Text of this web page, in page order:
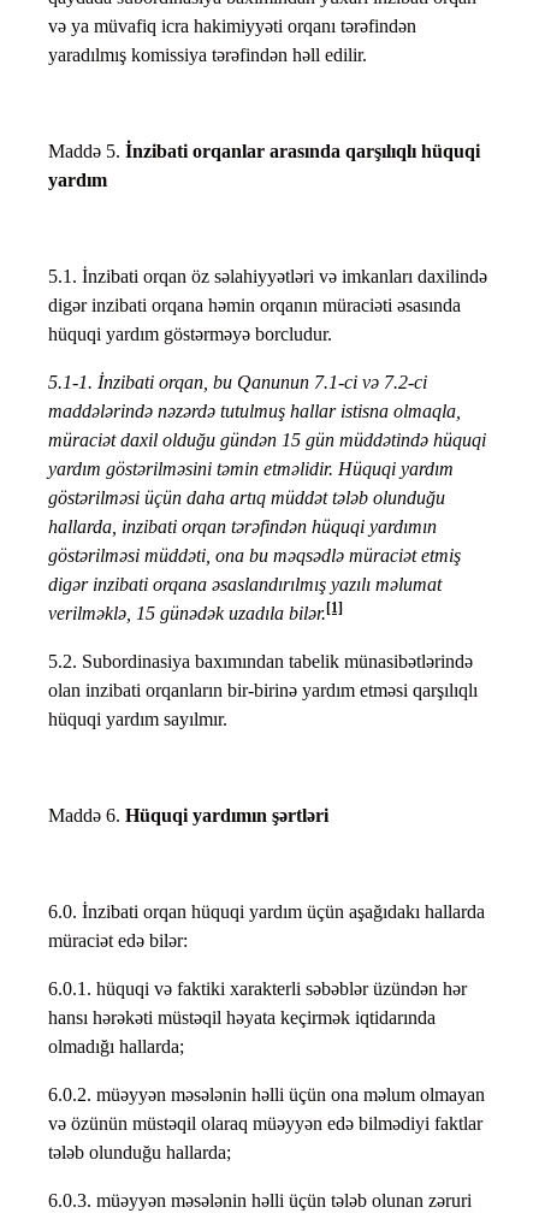
və ya müvafiq icra hakimiyyəti orqanı tərəfindən
yaradılmış komissiya tərəfindən həll edilir.
Maddə 5. İnzibati orqanlar arasında qarşılıqlı hüquqi
yardım
5.1. İnzibati orqan öz səlahiyyətləri və imkanları daxilində
digər inzibati orqana həmin orqanın müraciəti əsasında
hüquqi yardım göstərməyə borcludur.
5.1-1. İnzibati orqan, bu Qanunun 7.1-ci və 7.2-ci
maddələrində nəzərdə tutulmuş hallar istisna olmaqla,
müraciət daxil olduğu gündən 15 gün müddətində hüquqi
yardım göstərilməsini təmin etməlidir. Hüquqi yardım
göstərilməsi üçün daha artıq müddət tələb olunduğu
hallarda, inzibati orqan tərəfindən hüquqi yardımın
göstərilməsi müddəti, ona bu məqsədlə müraciət etmiş
digər inzibati orqana əsaslandırılmış yazılı məlumat
verilməklə, 15 günədək uzadıla bilər. [1]
5.2. Subordinasiya baxımından tabelik münasibətlərində
olan inzibati orqanların bir-birinə yardım etməsi qarşılıqlı
hüquqi yardım sayılmır.
Maddə 6. Hüquqi yardımın şərtləri
6.0. İnzibati orqan hüquqi yardım üçün aşağıdakı hallarda
müraciət edə bilər:
6.0.1. hüquqi və faktiki xarakterli səbəblər üzündən hər
hansı hərəkəti müstəqil həyata keçirmək iqtidarında
olmadığı hallarda;
6.0.2. müəyyən məsələnin həlli üçün ona məlum olmayan
və özünün müstəqil olaraq müəyyən edə bilmədiyi faktlar
tələb olunduğu hallarda;
6.0.3. müəyyən məsələnin həlli üçün tələb olunan zəruri